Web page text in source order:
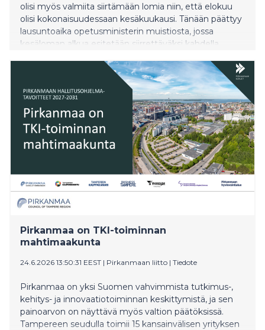
olisi myös valmiita siirtämään lomia niin, että elokuu
olisi kokonaisuudessaan kesäkuukausi. Tänään päättyy
lausuntoaika opetusministerin muistiosta, jossa
kesäloman alkua esitetään siirrettäväksi kahdella
alkua elokuun puolivälin jälkeiseen aikaan. Yrittäjät
pitää tätä kasvu- ja työllisyystoimena, joka helpottaa
myös perheiden arkea.
Pirkanmaa on TKI-toiminnan
mahtimaakunta
24.6.2026 13:50:31 EEST | Pirkanmaan liitto | Tiedote
Pirkanmaa on yksi Suomen vahvimmista tutkimus-,
kehitys- ja innovaatiotoiminnan keskittymistä, ja sen
painoarvon on näyttävä myös valtion päätöksissä.
Tampereen seudulla toimii 15 kansainvälisen yrityksen